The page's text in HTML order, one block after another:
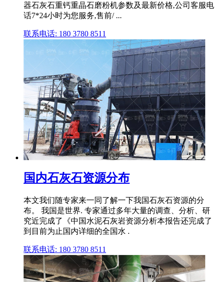
器石灰石重钙重晶石磨粉机参数及最新价格,公司客服电
话7*24小时为您服务,售前/ ...
联系电话: 180 3780 8511
国内石灰石资源分布
本文我们随专家来一同了解一下我国石灰石资源的分
布。 我国是世界. 专家通过多年大量的调查、分析、研
究近完成了《中国水泥石灰岩资源分析本报告还完成了
到目前为止国内详细的全国水 .
联系电话: 180 3780 8511